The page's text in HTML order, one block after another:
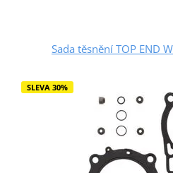
Sada těsnění TOP END
SLEVA 30%